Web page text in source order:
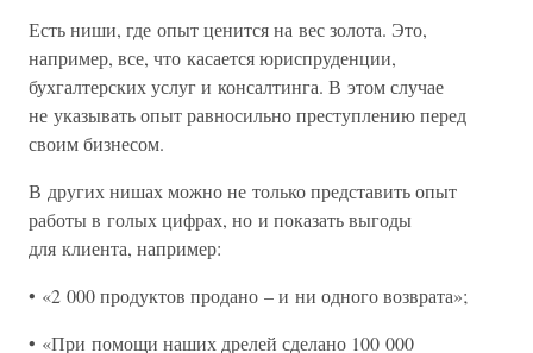
Есть ниши, где опыт ценится на вес золота. Это,
например, все, что касается юриспруденции,
бухгалтерских услуг и консалтинга. В этом случае
не указывать опыт равносильно преступлению перед
своим бизнесом.
В других нишах можно не только представить опыт
работы в голых цифрах, но и показать выгоды
для клиента, например:
• «2 000 продуктов продано – и ни одного возврата»;
• «При помощи наших дрелей сделано 100 000